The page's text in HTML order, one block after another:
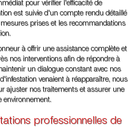
pour vérifier l'efficacité de
est suivie d'un compte rendu détaillé
prises et les recommandations
à offrir une assistance complète et
nos interventions afin de répondre à
un dialogue constant avec nos
venaient à réapparaître, nous
ajuster nos traitements et assurer une
environnement.
professionnelles de